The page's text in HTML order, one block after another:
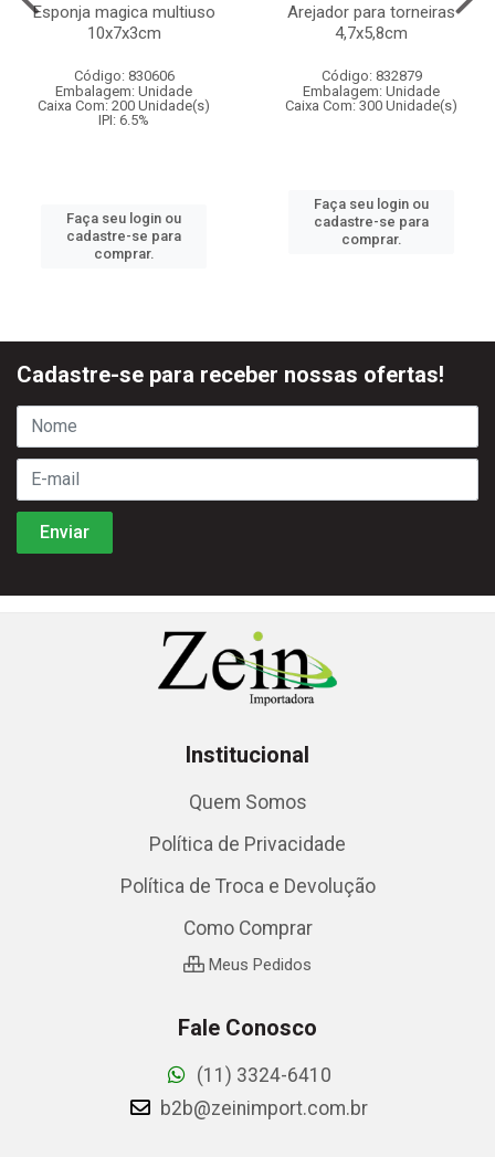
Esponja magica multiuso
10x7x3cm
Código: 830606
Embalagem: Unidade
Caixa Com: 200 Unidade(s)
IPI: 6.5%
Faça seu login ou
cadastre-se para
comprar.
Arejador para torneiras
4,7x5,8cm
Código: 832879
Embalagem: Unidade
Caixa Com: 300 Unidade(s)
Faça seu login ou
cadastre-se para
comprar.
Cadastre-se para receber nossas ofertas!
Institucional
Quem Somos
Política de Privacidade
Política de Troca e Devolução
Como Comprar
Meus Pedidos
Fale Conosco
(11) 3324-6410
b2b@zeinimport.com.br